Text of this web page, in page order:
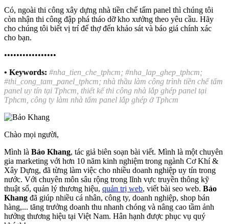
Có, ngoài thi công xây dựng nhà tiền chế tấm panel thì chúng tôi
còn nhận thi công đập phá tháo dỡ kho xưởng theo yêu cầu. Hãy
cho chúng tôi biết vị trí để thợ đến khảo sát và báo giá chính xác
cho bạn.
•••••••••••••••••
• Keywords: #nha_tien_che_tphcm; #nha_lap_ghep_tphcm;
#thi_cong_tam_panel_tphcm; nhà thầu làm công trình tiền chế tấm
panel uy tín tại Tphcm, thiết kế thi công nhà lắp ghép panel tại
Tphcm, công ty làm nhà tấm panel lắp ghép ở Tphcm
Chào mọi người,
Mình là Bảo Khang, tác giả biên soạn bài viết. Mình là một chuyên
gia marketing với hơn 10 năm kinh nghiệm trong ngành Cơ Khí &
Xây Dựng, đã từng làm việc cho nhiều doanh nghiệp uy tín trong
nước. Với chuyên môn sâu rộng trong lĩnh vực truyền thông kỹ
thuật số, quản lý thương hiệu, quản trị web, viết bài seo web. Bảo
Khang đã giúp nhiều cá nhân, công ty, doanh nghiệp, shop bán
hàng,... tăng trưởng doanh thu nhanh chóng và nâng cao tầm ảnh
hưởng thương hiệu tại Việt Nam. Hân hạnh được phục vụ quý